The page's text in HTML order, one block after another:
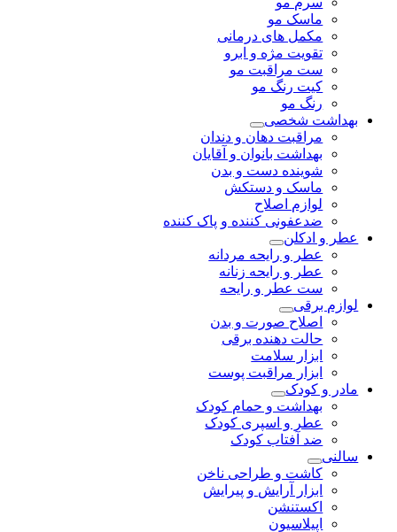
ماسک مو
مکمل های درمانی
تقویت مژه و ابرو
ست مراقبت مو
کیت رنگ مو
رنگ مو
بهداشت شخصی
مراقبت دهان و دندان
بهداشت بانوان و آقایان
شوینده دست و بدن
ماسک و دستکش
لوازم اصلاح
ضدعفونی کننده و پاک کننده
عطر و ادکلن
عطر و رایحه مردانه
عطر و رایحه زنانه
ست عطر و رایحه
لوازم برقی
اصلاح صورت و بدن
حالت دهنده برقی
ابزار سلامت
ابزار مراقبت پوست
مادر و کودک
بهداشت و حمام کودک
عطر و اسپری کودک
ضد آفتاب کودک
سالنی
کاشت و طراحی ناخن
ابزار آرایش و پیرایش
اکستنشن
اپیلاسیون